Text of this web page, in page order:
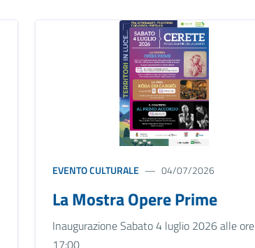
EVENTO CULTURALE 04/07/2026
La Mostra Opere Prime
Inaugurazione Sabato 4 luglio 2026 alle ore
17:00